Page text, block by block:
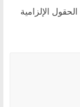
الحقول الإلزامية